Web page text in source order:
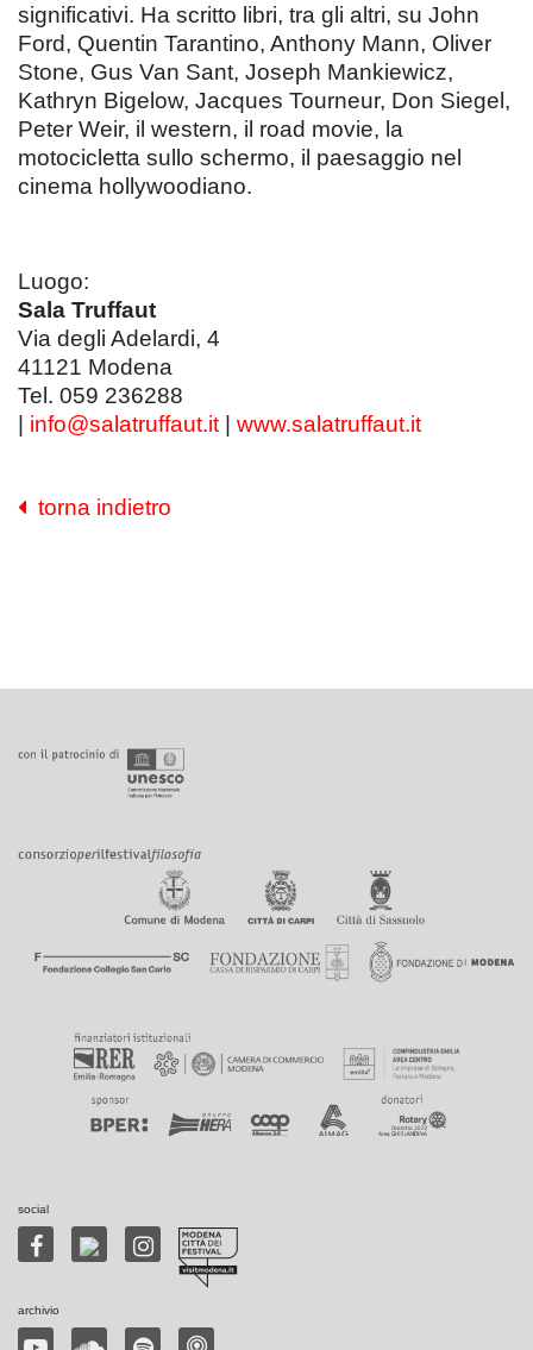
significativi. Ha scritto libri, tra gli altri, su John
Ford, Quentin Tarantino, Anthony Mann, Oliver
Stone, Gus Van Sant, Joseph Mankiewicz,
Kathryn Bigelow, Jacques Tourneur, Don Siegel,
Peter Weir, il western, il road movie, la
motocicletta sullo schermo, il paesaggio nel
cinema hollywoodiano.
Luogo:
Sala Truffaut
Via degli Adelardi, 4
41121 Modena
Tel. 059 236288
| info@salatruffaut.it | www.salatruffaut.it
torna indietro
social
archivio